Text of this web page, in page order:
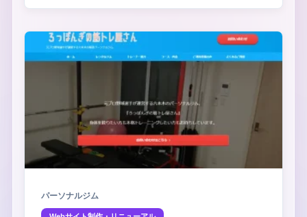
パーソナルジム